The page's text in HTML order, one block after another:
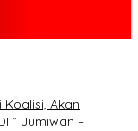
Akan
” Jumiwan –